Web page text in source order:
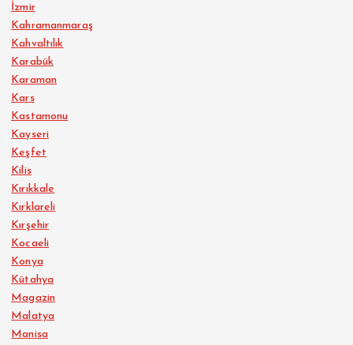
İzmir
Kahramanmaraş
Kahvaltılık
Karabük
Karaman
Kars
Kastamonu
Kayseri
Keşfet
Kilis
Kırıkkale
Kırklareli
Kırşehir
Kocaeli
Konya
Kütahya
Magazin
Malatya
Manisa